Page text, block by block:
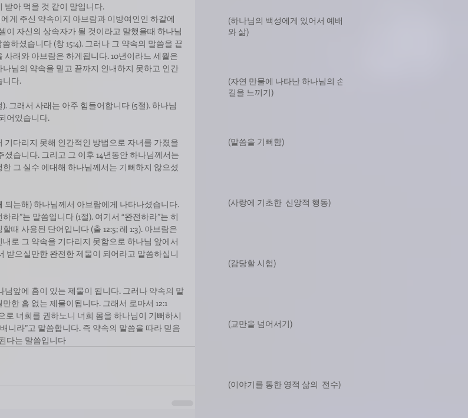
받아 먹을 것 같이 말입니다.
게 주신 약속이지 아브람과 이방여인인 하갈에
이 자신의 상속자가 될 것이라고 말했을때 하나님
하셨습니다 (창 15:4). 그러나 그 약속의 말씀을 끝
래와 아브람은 하게됩니다. 10년이라느 세월은
님의 약속을 믿고 끝까지 인내하지 못하고 인간
니다.
그래서 사래는 아주 힘들어합니다 (5절). 하나님
어있습니다.
다리지 못해 인간적인 방법으로 자녀를 가졌을
습니다. 그리고 그 이후 14년동안 하나님께서는
그 실수 에대해 하나님께서는 기뻐하지 않으셨
되는해) 하나님께서 아브람에게 나타나셨습니다.
라”는 말씀입니다 (1절). 여기서 “완전하라”는 히
사용된 단어입니다 (출 12:5; 레 1:3). 아브람은
로 그 약속을 기다리지 못함으로 하나님 앞에서
받으실만한 완전한 제물이 되어라고 말씀하십니
앞에 흠이 있는 제물이 됩니다. 그러나 약속의 말
한 흠 없는 제물이됩니다. 그래서 로마서 12:1
로 너희를 권하노니 너희 몸을 하나님이 기뻐하시
니라”고 말씀합니다. 즉 약속의 말씀을 따라 믿음
다는 말씀입니다
(하나님의 백성에게 있어서 예배
와 삶)
(자연 만물에 나타난 하나님의 손
길을 느끼기)
(말씀을 기뻐함)
(사랑에 기초한 신앙적 행동)
(감당할 시험)
(교만을 넘어서기)
(이야기를 통한 영적 삶의 전수)